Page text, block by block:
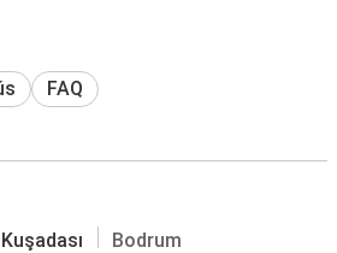
FAQ
Kuşadası Bodrum